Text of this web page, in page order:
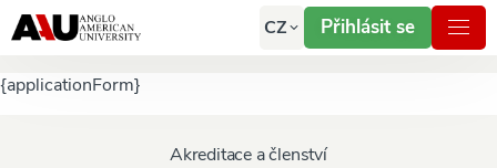
CZ Přihlásit se
{applicationForm}
Akreditace a členství